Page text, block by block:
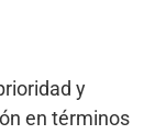
y
en términos